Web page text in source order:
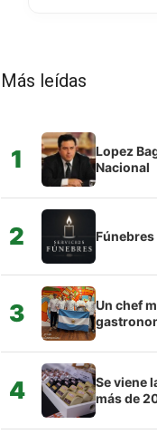
Más leídas
1
Lopez
Nacional
2
3
Un chef
4
Se viene
más de